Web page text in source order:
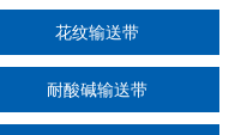
花纹输送带
耐酸碱输送带